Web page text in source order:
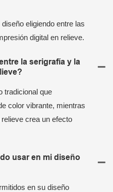
eligiendo entre las
digital en relieve.
la serigrafía y la
tradicional que
color vibrante, mientras
crea un efecto
usar en mi diseño
en su diseño